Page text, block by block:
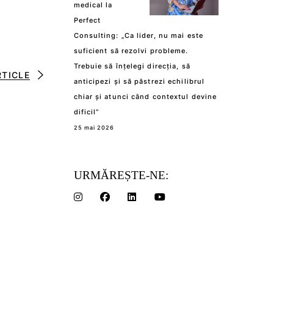
medical la
Perfect
Consulting: „Ca lider, nu mai este
suficient să rezolvi probleme.
Trebuie să înțelegi direcția, să
anticipezi și să păstrezi echilibrul
chiar și atunci când contextul devine
dificil”
25 mai 2026
URMĂREȘTE-NE: